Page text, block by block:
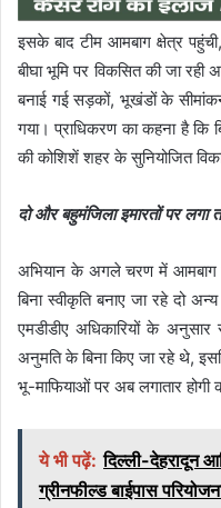
इसके बाद टीम आमबाग क्षेत्र
बीघा भूमि पर विकसित की जा रही
बनाई गई सड़कों, भूखंडों के
गया। प्राधिकरण का कहना है कि
की कोशिशें शहर के सुनियोजित
दो और बहुमंजिला इमारतों पर लगा
अभियान के अगले चरण में आमबाग
बिना स्वीकृति बनाए जा रहे दो
एमडीडीए अधिकारियों के
अनुमति के बिना किए जा रहे थे,
भू-माफियाओं पर अब लगातार होगी
ये भी पढ़ें: दिल्ली-देहरादून
ग्रीनफील्ड बाईपास